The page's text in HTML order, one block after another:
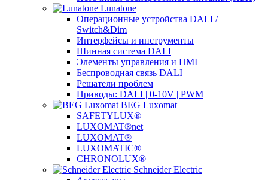
Lunatone
Операционные устройства DALI /
Switch&Dim
Интерфейсы и инструменты
Шинная система DALI
Элементы управления и HMI
Беспроводная связь DALI
Решатели проблем
Приводы: DALI | 0-10V | PWM
BEG Luxomat
SAFETYLUX®
LUXOMAT®net
LUXOMAT®
LUXOMATIC®
CHRONOLUX®
Schneider Electric